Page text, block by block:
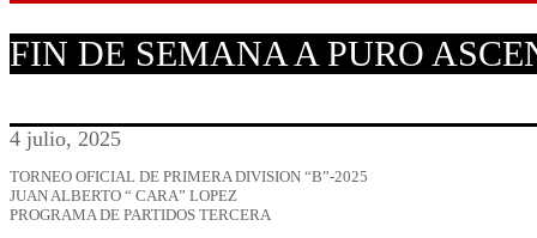
FIN DE SEMANA A PURO
4 julio, 2025
TORNEO OFICIAL DE PRIMERA DIVISION “B”-2025
JUAN ALBERTO “ CARA” LOPEZ
PROGRAMA DE PARTIDOS TERCERA